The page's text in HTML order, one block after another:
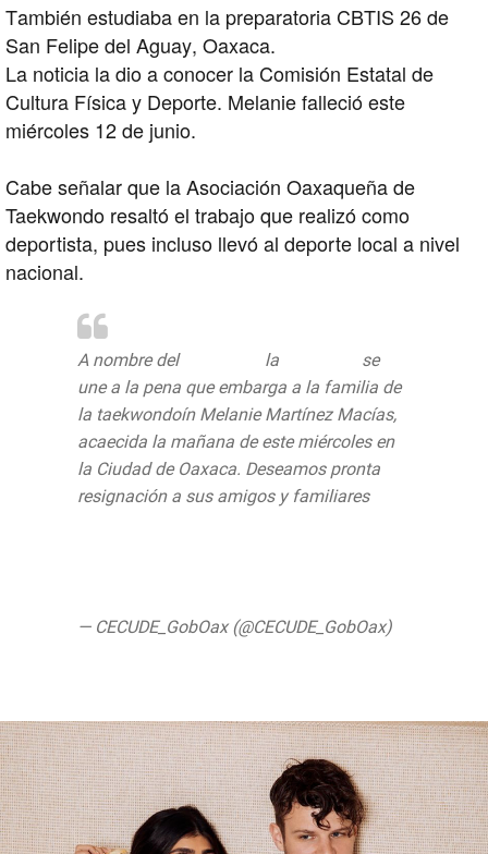
También estudiaba en la preparatoria CBTIS 26 de
San Felipe del Aguay, Oaxaca.
La noticia la dio a conocer la Comisión Estatal de
Cultura Física y Deporte. Melanie falleció este
miércoles 12 de junio.
Cabe señalar que la Asociación Oaxaqueña de
Taekwondo resaltó el trabajo que realizó como
deportista, pues incluso llevó al deporte local a nivel
nacional.
A nombre del la
se
une a la pena que embarga a la familia de
la taekwondoín Melanie Martínez Macías,
acaecida la mañana de este miércoles en
la Ciudad de Oaxaca. Deseamos pronta
resignación a sus amigos y familiares
— CECUDE_GobOax (@CECUDE_GobOax)